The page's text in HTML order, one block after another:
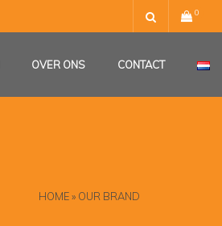
0
OVER ONS CONTACT
HOME» OUR BRAND